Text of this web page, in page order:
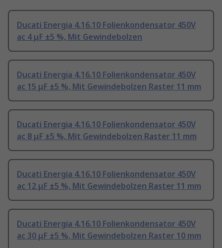
Ducati Energia 4.16.10 Folienkondensator 450V
ac 4 μF ±5 %, Mit Gewindebolzen
Ducati Energia 4.16.10 Folienkondensator 450V
ac 15 μF ±5 %, Mit Gewindebolzen Raster 11 mm
Ducati Energia 4.16.10 Folienkondensator 450V
ac 8 μF ±5 %, Mit Gewindebolzen Raster 11 mm
Ducati Energia 4.16.10 Folienkondensator 450V
ac 12 μF ±5 %, Mit Gewindebolzen Raster 11 mm
Ducati Energia 4.16.10 Folienkondensator 450V
ac 30 μF ±5 %, Mit Gewindebolzen Raster 10 mm